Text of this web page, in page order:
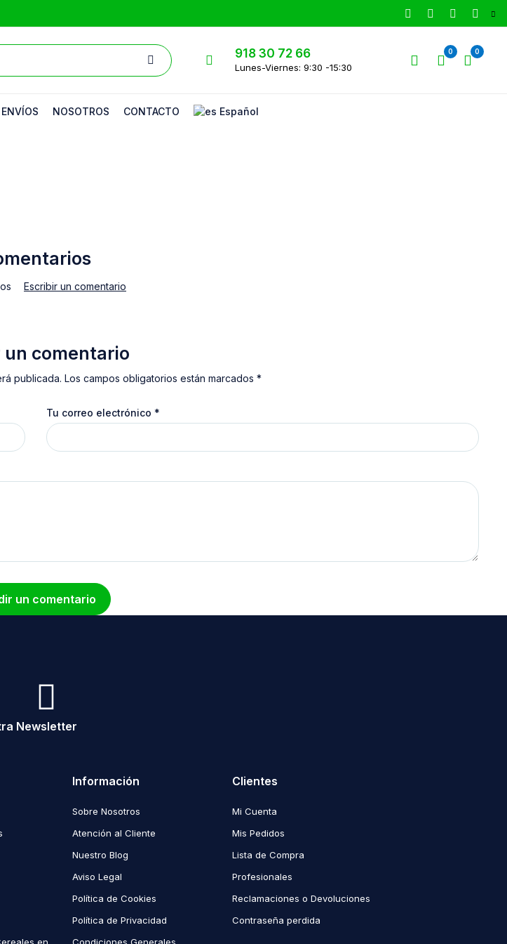
918 30 72 66
Lunes-Viernes: 9:30 -15:30
0 0
ENVÍOS NOSOTROS CONTACTO Español
Escribir un comentario
un comentario
publicada. Los campos obligatorios están marcados *
Tu correo electrónico *
un comentario
Newsletter
Información
Sobre Nosotros
Atención al Cliente
Nuestro Blog
Aviso Legal
Política de Cookies
Política de Privacidad
Clientes
Mi Cuenta
Mis Pedidos
Lista de Compra
Profesionales
Reclamaciones o Devoluciones
Contraseña perdida